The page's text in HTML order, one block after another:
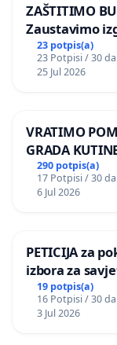
ZAŠTITIMO
Zaustavimo
Vedrine na
23 potpis(a)
23 Potpisi / 30
25 Jul 2026
VRATIMO
GRADA
290 potpis(a)
17 Potpisi / 30
6 Jul 2026
PETICIJA za
izbora za
Bugojno
19 potpis(a)
16 Potpisi / 30
3 Jul 2026